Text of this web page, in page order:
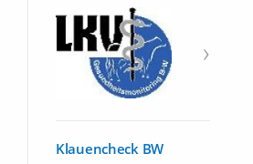
Klauencheck BW